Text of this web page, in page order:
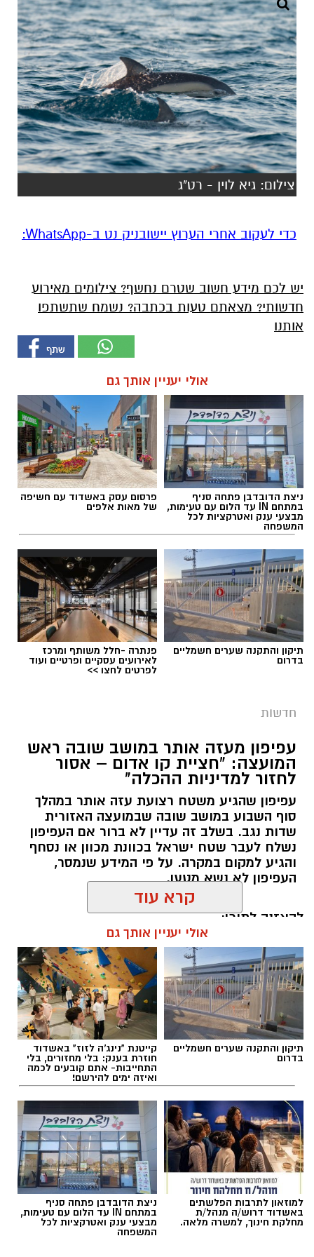
צילום: גיא לוין - רט"ג
‏כדי לעקוב אחרי הערוץ יישובניק נט ב-WhatsApp:‏‏‏
יש לכם מידע חשוב שטרם נחשף? צילומים מאירוע
חדשותי? מצאתם טעות בכתבה? נשמח שתשתפו
אותנו
אולי יעניין אותך גם
ניצת הדובדבן פתחה סניף
במתחם IN עד הלום עם טעימות,
מבצעי ענק ואטרקציות לכל
המשפחה
פרסום עסק באשדוד עם חשיפה
של מאות אלפים
תיקון והתקנה שערים חשמליים
בדרום
פנתרה -חלל משותף ומרכז
לאירועים עסקיים ופרטיים ועוד
לפרטים לחצו >>
חדשות
עפיפון מעזה אותר במושב שובה ראש
המועצה: "חציית קו אדום – אסור
לחזור למדיניות ההכלה"
עפיפון שהגיע משטח רצועת עזה אותר במהלך
סוף השבוע במושב שובה שבמועצה האזורית
שדות נגב. בשלב זה עדיין לא ברור אם העפיפון
נשלח לעבר שטח ישראל בכוונת מכוון או נסחף
והגיע למקום במקרה. על פי המידע שנמסר,
העפיפון לא נשא מטען.
להאזנה לתוכן:
אלדה נתנאל / 11:22 09.08.26
תגים:עפיפון מעזה אותר במושב שובה
ראש המועצה האזורית שדות נגב, תמיר עידאן,
התייחס לאירוע בחומרה והבהיר כי גם אם לא
נשא מטען, עצם הגעתו של אמצעי אווירי משטח
הרצועה ליישובי המועצה מחייבת התייחסות
ביטחונית משמעותית.
קרא עוד
אולי יעניין אותך גם
תיקון והתקנה שערים חשמליים
בדרום
קייטנת "נינג'ה לזוז" באשדוד
חוזרת בענק: בלי מחזורים, בלי
התחייבות- אתם קובעים לכמה
ואיזה ימים להירשם!
למוזאון לתרבות הפלשתים
באשדוד דרוש/ה מנהל/ת
מחלקת חינוך, למשרה מלאה.
ניצת הדובדבן פתחה סניף
במתחם IN עד הלום עם טעימות,
מבצעי ענק ואטרקציות לכל
המשפחה